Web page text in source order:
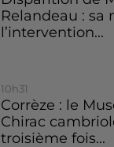
Relandeau : sa
l’intervention...
10h31
Corrèze : le
Chirac
troisième fois...